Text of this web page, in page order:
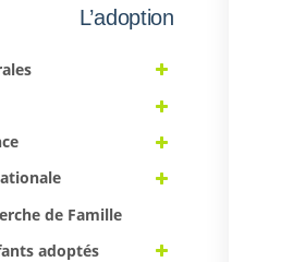
L’adoption
de Famille
adoptés